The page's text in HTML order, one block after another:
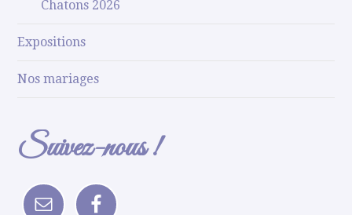
Chatons 2026
Expositions
Nos mariages
Suivez-nous !